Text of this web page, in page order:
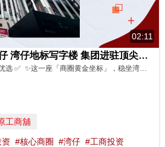
02:11
租务代理 合和中心 湾仔 湾仔地标写字楼 集团进驻顶尖之选
工商舖
#核心商圈 #湾仔 #工商投资